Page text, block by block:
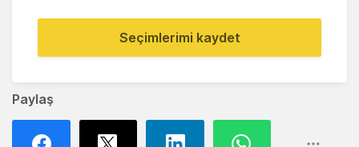
Paylaş
Seçimlerimi kaydet